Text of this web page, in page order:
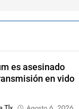
es asesinado
en vido